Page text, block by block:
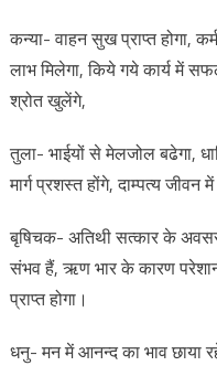
कन्या- वाहन सुख प्राप्त होगा, कर्म
लाभ मिलेगा, किये गये कार्य में
श्रोत खुलेंगे,
तुला- भाईयों से मेलजोल बढेगा,
मार्ग प्रशस्त होंगे, दाम्पत्य
बृषिचक- अतिथी सत्कार के अवसर
संभव हैं, ऋण भार के कारण
प्राप्त होगा।
धनु- मन में आनन्द का भाव छाया